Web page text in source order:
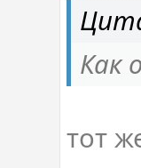
Как
тот